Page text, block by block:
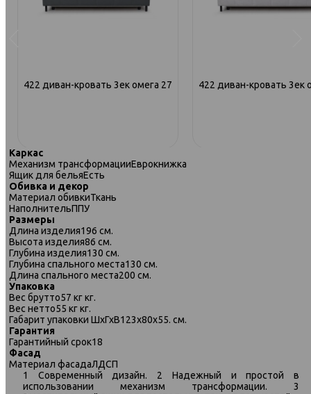
422 диван-кровать 3ек омега 27 422 диван-кровать 3ек
422 диван-кровать 2ек-1пф омега
27
Каркас
Механизм трансформацииЕврокнижка
Ящик для бельяЕсть
Обивка и декор
Материал обивкиТкань
НаполнительППУ
Размеры
Длина изделия196 см.
Высота изделия86 см.
Глубина изделия130 см.
Глубина спального места130 см.
Длина спального места200 см.
Упаковка
Вес брутто57 кг кг.
Вес нетто55 кг кг.
Габарит упаковки ШхГхВ123х80х55. см.
Гарантия
Гарантийный срок18
Фасад
Материал фасадаЛДСП
1 Современный дизайн. 2 Надежный и простой в
использовании механизм трансформации. 3